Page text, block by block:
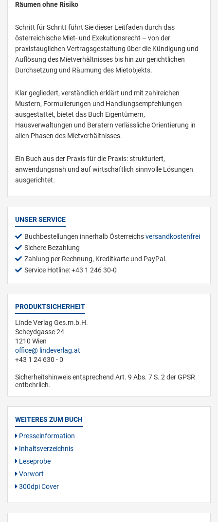
Räumen ohne Risiko
Schritt für Schritt führt Sie dieser Leitfaden durch das
österreichische Miet- und Exekutionsrecht – von der
praxistauglichen Vertragsgestaltung über die Kündigung und
Auflösung des Mietverhältnisses bis hin zur gerichtlichen
Durchsetzung und Räumung des Mietobjekts.
Klar gegliedert, verständlich erklärt und mit zahlreichen
Mustern, Formulierungen und Handlungsempfehlungen
ausgestattet, bietet das Buch Eigentümern,
Hausverwaltungen und Beratern verlässliche Orientierung in
allen Phasen des Mietverhältnisses.
Ein Buch aus der Praxis für die Praxis: strukturiert,
anwendungsnah und auf wirtschaftlich sinnvolle Lösungen
ausgerichtet.
UNSER SERVICE
Buchbestellungen innerhalb Österreichsversandkostenfrei
Sichere Bezahlung
Zahlung per Rechnung, Kreditkarte und PayPal.
Service Hotline: +43 1 246 30-0
PRODUKTSICHERHEIT
Linde Verlag Ges.m.b.H.
Scheydgasse 24
1210 Wien
office
lindeverlag.at
+43 1 24 630 - 0
Sicherheitshinweis entsprechend Art. 9 Abs. 7 S. 2 der GPSR
entbehrlich.
WEITERES ZUM BUCH
Presseinformation
Inhaltsverzeichnis
Leseprobe
Vorwort
300dpi Cover